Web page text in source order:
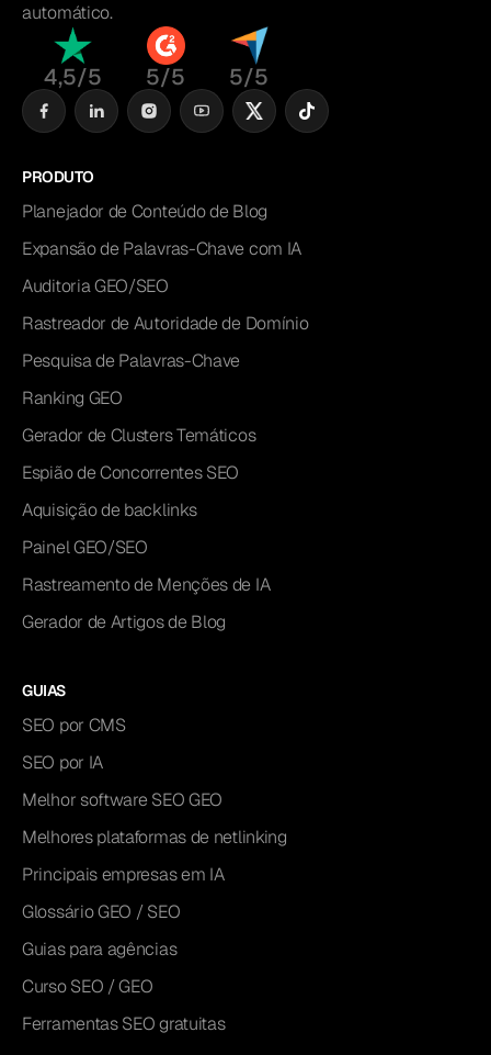
automático.
4,5/5 5/5 5/5
PRODUTO
Planejador de Conteúdo de Blog
Expansão de Palavras-Chave com IA
Auditoria GEO/SEO
Rastreador de Autoridade de Domínio
Pesquisa de Palavras-Chave
Ranking GEO
Gerador de Clusters Temáticos
Espião de Concorrentes SEO
Aquisição de backlinks
Painel GEO/SEO
Rastreamento de Menções de IA
Gerador de Artigos de Blog
GUIAS
SEO por CMS
SEO por IA
Melhor software SEO GEO
Melhores plataformas de netlinking
Principais empresas em IA
Glossário GEO / SEO
Guias para agências
Curso SEO / GEO
Ferramentas SEO gratuitas